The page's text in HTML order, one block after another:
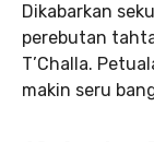
Dikabarkan
perebutan
T’Challa.
makin seru